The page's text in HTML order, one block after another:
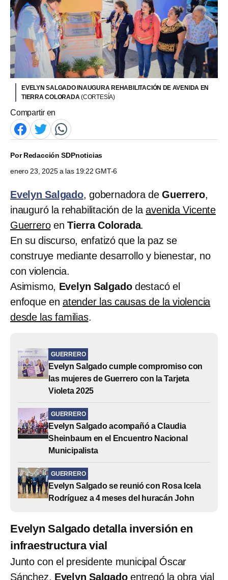
EVELYN SALGADO INAUGURA REHABILITACIÓN DE AVENIDA EN
TIERRA COLORADA(CORTESÍA)
Compartir en
PorRedacción SDPnoticias
enero 23, 2025 a las 19:22 GMT-6
Evelyn Salgado, gobernadora deGuerrero,
inauguró la rehabilitación de laavenida Vicente
Guerreroen Tierra Colorada.
En su discurso, enfatizó que la paz se
construye mediante desarrollo y bienestar, no
con violencia.
Asimismo, Evelyn Salgadodestacó el
enfoque enatender las causas de la violencia
desde las familias.
GUERRERO
Evelyn Salgado cumple compromiso con
las mujeres de Guerrero con la Tarjeta
Violeta 2025
GUERRERO
Evelyn Salgado acompañó a Claudia
Sheinbaum en el Encuentro Nacional
Municipalista
GUERRERO
Evelyn Salgado se reunió con Rosa Icela
Rodríguez a 4 meses del huracán John
Evelyn Salgado detalla inversión en
infraestructura vial
Junto con el presidente municipal Óscar
Sánchez, Evelyn Salgadoentregó la obra vial